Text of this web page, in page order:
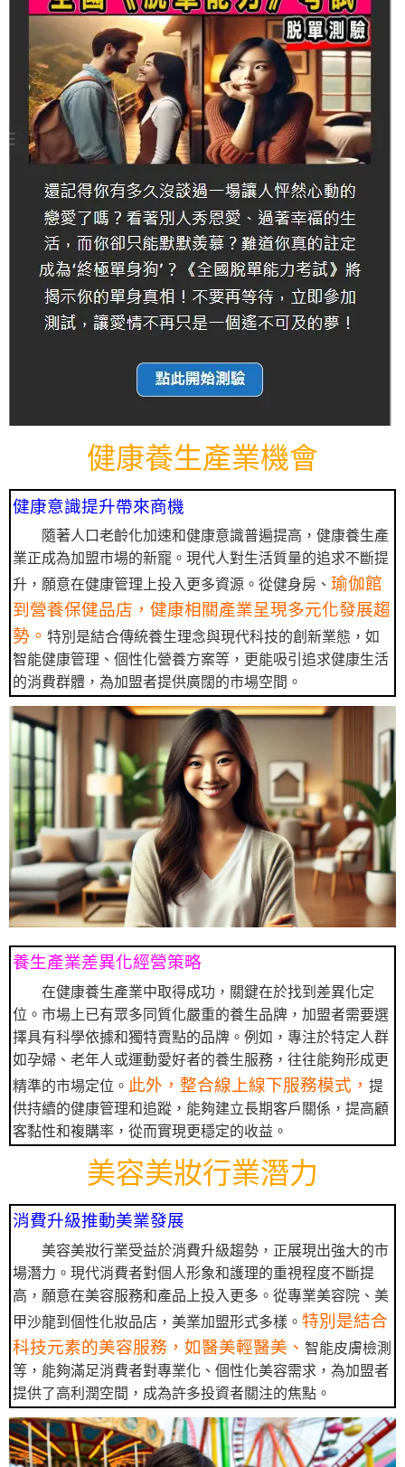
健康養生產業機會
健康意識提升帶來商機
隨著人口老齡化加速和健康意識普遍提高，健康養生產
業正成為加盟市場的新寵。現代人對生活質量的追求不斷提
升，願意在健康管理上投入更多資源。從健身房、 瑜伽館
到營養保健品店，健康相關產業呈現多元化發展趨
勢。 特別是結合傳統養生理念與現代科技的創新業態，如
智能健康管理、個性化營養方案等，更能吸引追求健康生活
的消費群體，為加盟者提供廣闊的市場空間。
養生產業差異化經營策略
在健康養生產業中取得成功，關鍵在於找到差異化定
位。市場上已有眾多同質化嚴重的養生品牌，加盟者需要選
擇具有科學依據和獨特賣點的品牌。例如，專注於特定人群
如孕婦、老年人或運動愛好者的養生服務，往往能夠形成更
精準的市場定位。 此外，整合線上線下服務模式， 提
供持續的健康管理和追蹤，能夠建立長期客戶關係，提高顧
客黏性和複購率，從而實現更穩定的收益。
美容美妝行業潛力
消費升級推動美業發展
美容美妝行業受益於消費升級趨勢，正展現出強大的市
場潛力。現代消費者對個人形象和護理的重視程度不斷提
高，願意在美容服務和產品上投入更多。從專業美容院、美
甲沙龍到個性化妝品店，美業加盟形式多樣。 特別是結合
科技元素的美容服務，如醫美輕醫美、 智能皮膚檢測
等，能夠滿足消費者對專業化、個性化美容需求，為加盟者
提供了高利潤空間，成為許多投資者關注的焦點。